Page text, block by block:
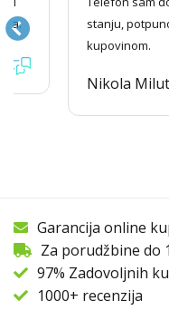
stanju,
kupovinom.
Nikola
Garancija online
Za porudžbine do
97% Zadovoljnih
1000+ recenzija